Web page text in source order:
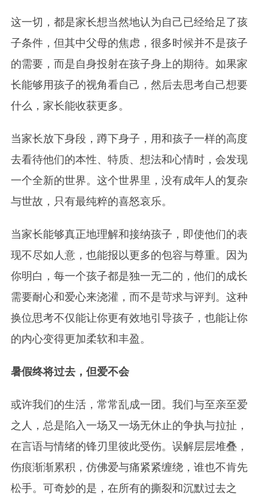
这一切，都是家长想当然地认为自己已经给足了孩
子条件，但其中父母的焦虑，很多时候并不是孩子
的需要，而是自身投射在孩子身上的期待。如果家
长能够用孩子的视角看自己，然后去思考自己想要
什么，家长能收获更多。
当家长放下身段，蹲下身子，用和孩子一样的高度
去看待他们的本性、特质、想法和心情时，会发现
一个全新的世界。这个世界里，没有成年人的复杂
与世故，只有最纯粹的喜怒哀乐。
当家长能够真正地理解和接纳孩子，即使他们的表
现不尽如人意，也能报以更多的包容与尊重。因为
你明白，每一个孩子都是独一无二的，他们的成长
需要耐心和爱心来浇灌，而不是苛求与评判。这种
换位思考不仅能让你更有效地引导孩子，也能让你
的内心变得更加柔软和丰盈。
暑假终将过去，但爱不会
或许我们的生活，常常乱成一团。我们与至亲至爱
之人，总是陷入一场又一场无休止的争执与拉扯，
在言语与情绪的锋刃里彼此受伤。误解层层堆叠，
伤痕渐渐累积，仿佛爱与痛紧紧缠绕，谁也不肯先
松手。可奇妙的是，在所有的撕裂和沉默过去之